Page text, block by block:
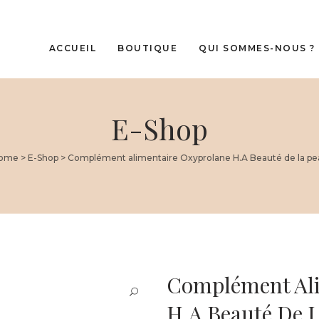
ACCUEIL BOUTIQUE
alimentaires –
Oxyprolane
QUI SOMMES-NOUS ?
E-Shop
> E-Shop> Complément alimentaire Oxyprolane H.A Beauté de la
Complément
H.A Beauté De